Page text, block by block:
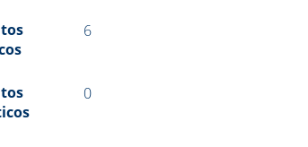
6
0